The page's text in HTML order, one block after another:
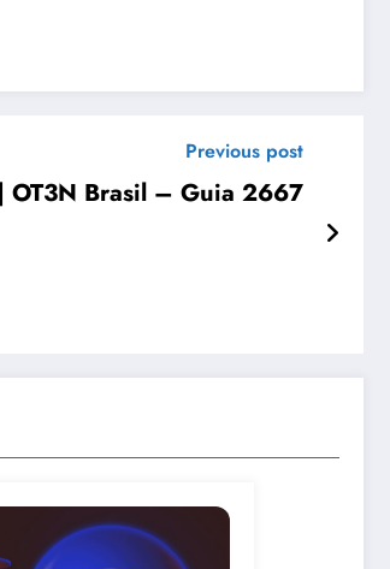
Previous post
OT3N Brasil – Guia 2667